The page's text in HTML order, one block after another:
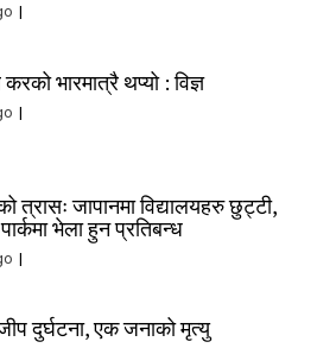
भारमात्रै थप्यो : विज्ञ
त्रासः जापानमा विद्यालयहरु छुट्टी,
भेला हुन प्रतिबन्ध
दुर्घटना, एक जनाको मृत्यु